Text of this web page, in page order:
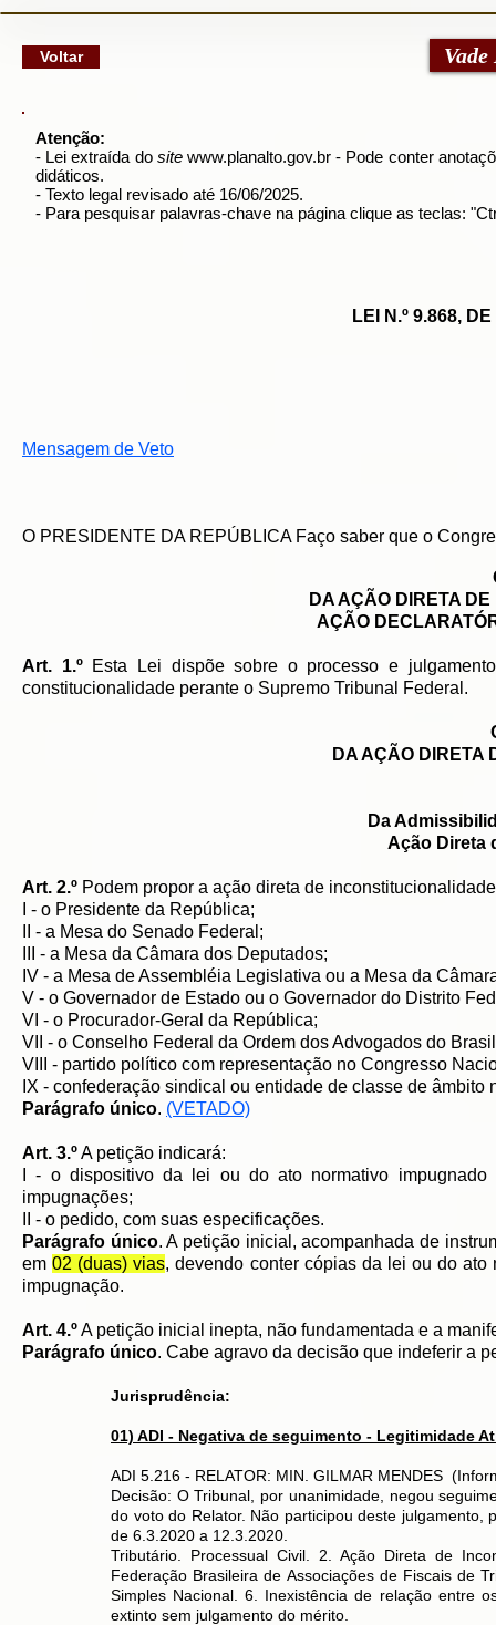
Voltar
Atenção:
- Lei extraída do site www.planalto.gov.br - Pode conter
didáticos.
- Texto legal revisado até 16/06/2025.
- Para pesquisar palavras-chave na página clique as teclas:
LEI N.º 9.868,
Mensagem de Veto
O PRESIDENTE DA REPÚBLICA Faço saber que o
DA AÇÃO DIRETA
AÇÃO
Art. 1.ºEsta Lei dispõe sobre o processo e
constitucionalidade perante o Supremo Tribunal Federal.
DA AÇÃO DIRETA
Da
Ação Direta
Art. 2.º Podem propor a ação direta de
I - o Presidente da República;
II - a Mesa do Senado Federal;
III - a Mesa da Câmara dos Deputados;
IV - a Mesa de Assembléia Legislativa ou a Mesa da
V - o Governador de Estado ou o Governador do Distrito
VI - o Procurador-Geral da República;
VII - o Conselho Federal da Ordem dos Advogados do
VIII - partido político com representação no Congresso
IX - confederação sindical ou entidade de classe de âmbito
Parágrafo único. (VETADO)
Art. 3.ºA petição indicará:
I - o dispositivo da lei ou do ato normativo
impugnações;
II - o pedido, com suas especificações.
Parágrafo único. A petição inicial, acompanhada de
em02 (duas) vias, devendo conter cópias da lei ou do
impugnação.
Art. 4.ºA petição inicial inepta, não fundamentada e a
Parágrafo único. Cabe agravo da decisão que indeferir a
Jurisprudência:
01) ADI - Negativa de seguimento - Legitimidade
ADI 5.216 - RELATOR: MIN. GILMAR MENDES
Decisão: O Tribunal, por unanimidade, negou
do voto do Relator. Não participou deste julgamento,
de 6.3.2020 a 12.3.2020.
Tributário. Processual Civil. 2. Ação Direta de
Federação Brasileira de Associações de Fiscais de
Simples Nacional. 6. Inexistência de relação entre
extinto sem julgamento do mérito.